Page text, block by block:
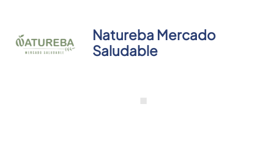
Natureba Mercado
Saludable